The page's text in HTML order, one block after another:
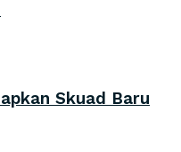
Skuad Baru